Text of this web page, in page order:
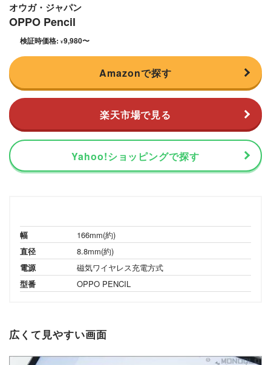
オウガ・ジャパン
OPPO Pencil
検証時価格: ¥9,980〜
Amazonで探す
楽天市場で見る
Yahoo!ショッピングで探す
幅
166mm(約)
直径
8.8mm(約)
電源
磁気ワイヤレス充電方式
型番
OPPO PENCIL
広くて見やすい画面